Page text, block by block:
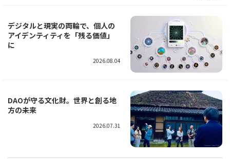
デジタルと現実の両輪で、個人の
アイデンティティを「残る価値」
に
2026.08.04
DAOが守る文化財。世界と創る地
方の未来
2026.07.31